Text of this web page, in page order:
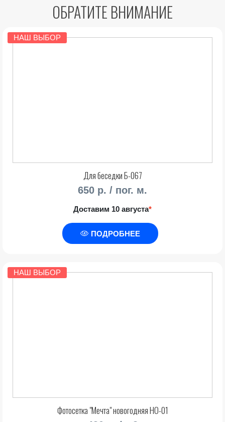
ОБРАТИТЕ ВНИМАНИЕ
НАШ ВЫБОР
Для беседки Б-067
650 р. / пог. м.
Доставим 10 августа*
ПОДРОБНЕЕ
НАШ ВЫБОР
Фотосетка "Мечта" новогодняя НО-01